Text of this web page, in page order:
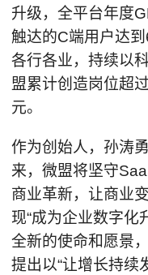
升级，全平台年度
触达的C端用户达
各行各业，持续以
盟累计创造岗位超
元。
作为创始人，孙涛
来，微盟将坚守
商业革新，让商业
现“成为企业数字化
全新的使命和愿景
提出以“让增长持续